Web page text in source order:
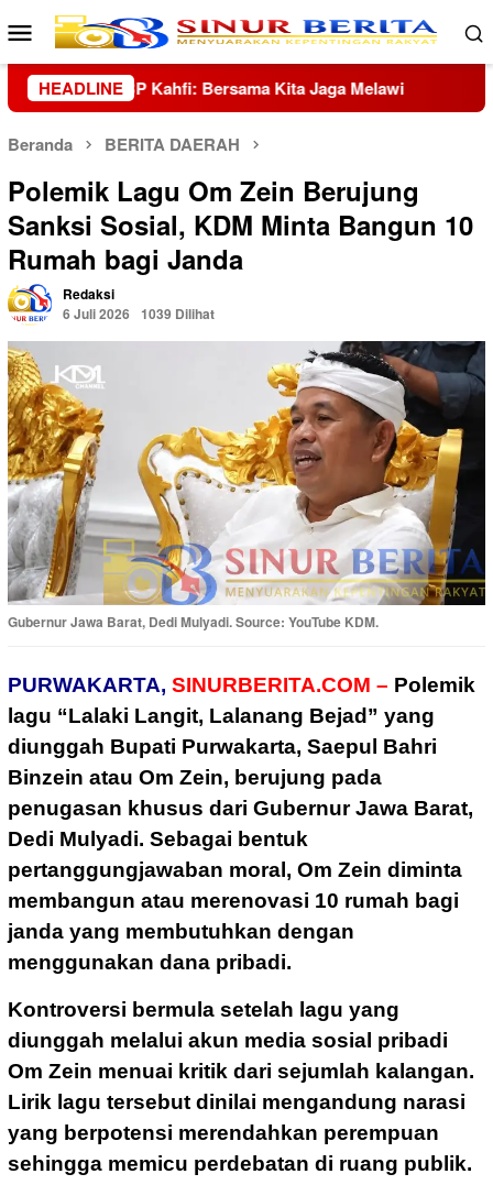
Loncat
ke
konten
Menu
Mobile
HEADLINETangis Korban Banjir Hutanabolon: Masih
Beranda BERITA DAERAH
Polemik Lagu Om Zein Berujung
Sanksi Sosial, KDM Minta Bangun 10
Rumah bagi Janda
Redaksi
6 Juli 2026
1039 Dilihat
Gubernur Jawa Barat, Dedi Mulyadi. Source: YouTube KDM.
PURWAKARTA, SINURBERITA.COM – Polemik
lagu “Lalaki Langit, Lalanang Bejad” yang
diunggah Bupati Purwakarta, Saepul Bahri
Binzein atau Om Zein, berujung pada
penugasan khusus dari Gubernur Jawa Barat,
Dedi Mulyadi. Sebagai bentuk
pertanggungjawaban moral, Om Zein diminta
membangun atau merenovasi 10 rumah bagi
janda yang membutuhkan dengan
menggunakan dana pribadi.
Kontroversi bermula setelah lagu yang
diunggah melalui akun media sosial pribadi
Om Zein menuai kritik dari sejumlah kalangan.
Lirik lagu tersebut dinilai mengandung narasi
yang berpotensi merendahkan perempuan
sehingga memicu perdebatan di ruang publik.